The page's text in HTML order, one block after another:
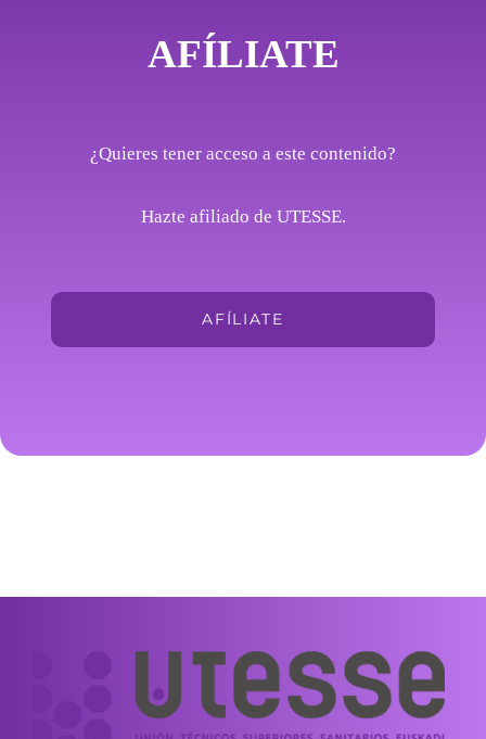
AFÍLIATE
¿Quieres tener acceso a este contenido?
Hazte afiliado de UTESSE.
AFÍLIATE